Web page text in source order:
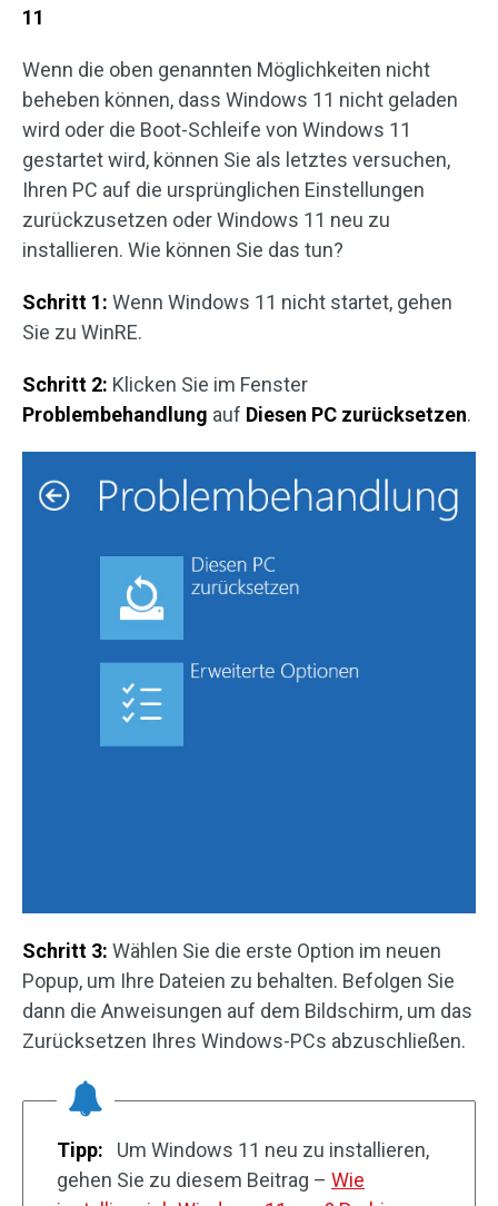
11
Wenn die oben genannten Möglichkeiten nicht
beheben können, dass Windows 11 nicht geladen
wird oder die Boot-Schleife von Windows 11
gestartet wird, können Sie als letztes versuchen,
Ihren PC auf die ursprünglichen Einstellungen
zurückzusetzen oder Windows 11 neu zu
installieren. Wie können Sie das tun?
Schritt 1: Wenn Windows 11 nicht startet, gehen
Sie zu WinRE.
Schritt 2: Klicken Sie im Fenster
Problembehandlung auf Diesen PC zurücksetzen.
Schritt 3: Wählen Sie die erste Option im neuen
Popup, um Ihre Dateien zu behalten. Befolgen Sie
dann die Anweisungen auf dem Bildschirm, um das
Zurücksetzen Ihres Windows-PCs abzuschließen.
Tipp:
Um Windows 11 neu zu installieren,
gehen Sie zu diesem Beitrag – Wie